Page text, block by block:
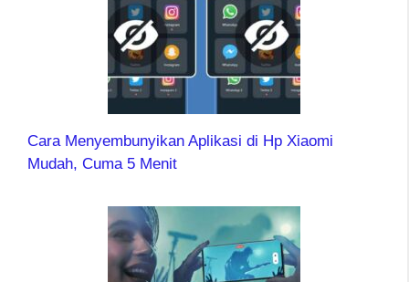
Cara Menyembunyikan Aplikasi di Hp Xiaomi
Mudah, Cuma 5 Menit